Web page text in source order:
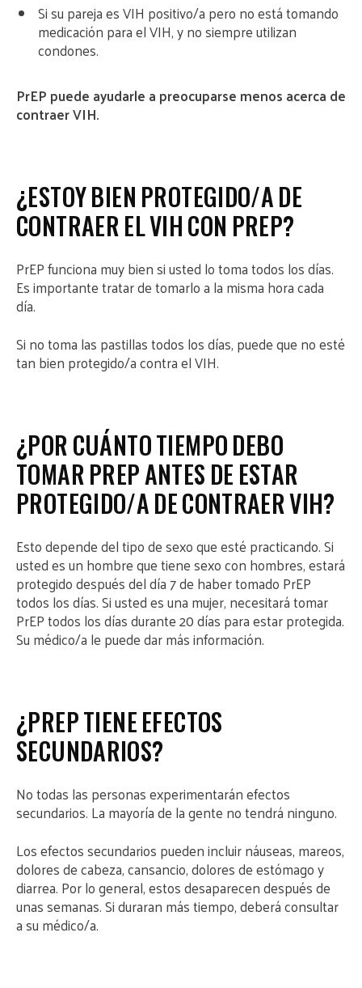
Si su pareja es VIH positivo/a pero no está tomando
medicación para el VIH, y no siempre utilizan
condones.
PrEP puede ayudarle a preocuparse menos acerca de
contraer VIH.
¿ESTOY BIEN PROTEGIDO/A DE
CONTRAER EL VIH CON PREP?
PrEP funciona muy bien si usted lo toma todos los días.
Es importante tratar de tomarlo a la misma hora cada
día.
Si no toma las pastillas todos los días, puede que no esté
tan bien protegido/a contra el VIH.
¿POR CUÁNTO TIEMPO DEBO
TOMAR PREP ANTES DE ESTAR
PROTEGIDO/A DE CONTRAER VIH?
Esto depende del tipo de sexo que esté practicando. Si
usted es un hombre que tiene sexo con hombres, estará
protegido después del día 7 de haber tomado PrEP
todos los días. Si usted es una mujer, necesitará tomar
PrEP todos los días durante 20 días para estar protegida.
Su médico/a le puede dar más información.
¿PREP TIENE EFECTOS
SECUNDARIOS?
No todas las personas experimentarán efectos
secundarios. La mayoría de la gente no tendrá ninguno.
Los efectos secundarios pueden incluir náuseas, mareos,
dolores de cabeza, cansancio, dolores de estómago y
diarrea. Por lo general, estos desaparecen después de
unas semanas. Si duraran más tiempo, deberá consultar
a su médico/a.